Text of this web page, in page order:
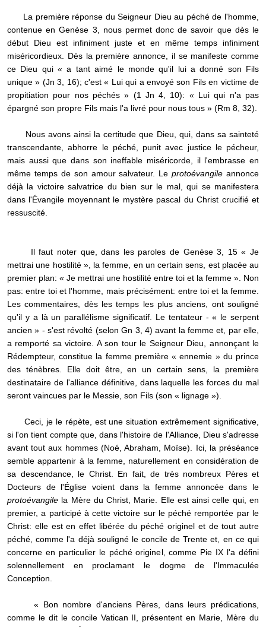
La première réponse du Seigneur Dieu au péché de l'homme,
contenue en Genèse 3, nous permet donc de savoir que dès le
début Dieu est infiniment juste et en même temps infiniment
miséricordieux. Dès la première annonce, il se manifeste comme
ce Dieu qui « a tant aimé le monde qu'il lui a donné son Fils
unique » (Jn 3, 16); c'est « Lui qui a envoyé son Fils en victime de
propitiation pour nos péchés » (1 Jn 4, 10): « Lui qui n'a pas
épargné son propre Fils mais l'a livré pour nous tous » (Rm 8, 32).
Nous avons ainsi la certitude que Dieu, qui, dans sa sainteté
transcendante, abhorre le péché, punit avec justice le pécheur,
mais aussi que dans son ineffable miséricorde, il l'embrasse en
même temps de son amour salvateur. Leprotoévangile annonce
déjà la victoire salvatrice du bien sur le mal, qui se manifestera
dans l'Évangile moyennant le mystère pascal du Christ crucifié et
ressuscité.
Il faut noter que, dans les paroles de Genèse 3, 15 « Je
mettrai une hostilité », la femme, en un certain sens, est placée au
premier plan: « Je mettrai une hostilité entre toi et la femme ». Non
pas: entre toi et l'homme, mais précisément: entre toi et la femme.
Les commentaires, dès les temps les plus anciens, ont souligné
qu'il y a là un parallélisme significatif. Le tentateur - « le serpent
ancien » - s'est révolté (selon Gn 3, 4) avant la femme et, par elle,
a remporté sa victoire. A son tour le Seigneur Dieu, annonçant le
Rédempteur, constitue la femme première « ennemie » du prince
des ténèbres. Elle doit être, en un certain sens, la première
destinataire de l'alliance définitive, dans laquelle les forces du mal
seront vaincues par le Messie, son Fils (son « lignage »).
Ceci, je le répète, est une situation extrêmement significative,
si l'on tient compte que, dans l'histoire de l'Alliance, Dieu s'adresse
avant tout aux hommes (Noé, Abraham, Moïse). Ici, la préséance
semble appartenir à la femme, naturellement en considération de
sa descendance, le Christ. En fait, de très nombreux Pères et
Docteurs de l'Église voient dans la femme annoncée dans le
protoévangile la Mère du Christ, Marie. Elle est ainsi celle qui, en
premier, a participé à cette victoire sur le péché remportée par le
Christ: elle est en effet libérée du péché originel et de tout autre
péché, comme l'a déjà souligné le concile de Trente et, en ce qui
concerne en particulier le péché originel, comme Pie IX l'a défini
solennellement en proclamant le dogme de l'Immaculée
Conception.
« Bon nombre d'anciens Pères, dans leurs prédications,
comme le dit le concile Vatican II, présentent en Marie, Mère du